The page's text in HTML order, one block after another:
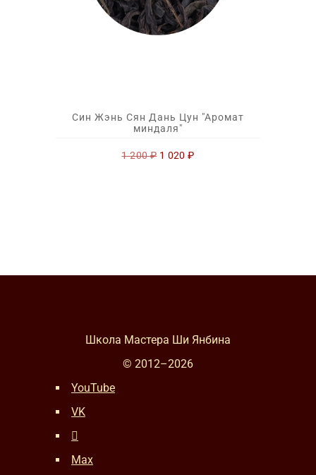
Син Жэнь Сян Дань Цун "Аромат
миндаля"
1 200₽ Первоначальная
1 020₽Текущая
Школа Мастера Ши Янбина
© 2012–2026
YouTube
VK
Max